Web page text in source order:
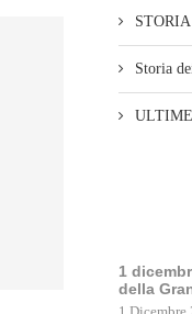
STORIA
Storia
1
della